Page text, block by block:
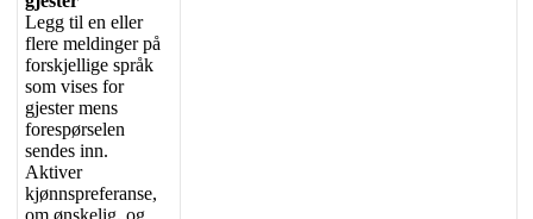
Legg til en eller
flere meldinger på
forskjellige språk
som vises for
gjester mens
forespørselen
sendes inn.
Aktiver
kjønnspreferanse,
om ønskelig, og